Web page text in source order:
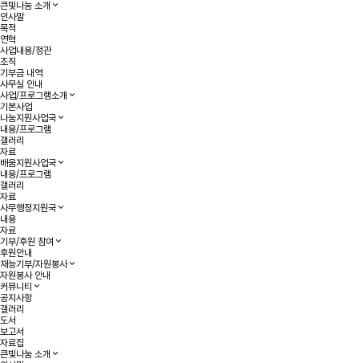
큰빛나눔 소개
인사말
목적
연혁
사업내용/정관
조직
기부금 내역
사무실 안내
사업/프로그램소개
기본사업
나눔지원사업국
내용/프로그램
갤러리
자료
배움지원사업국
내용/프로그램
갤러리
자료
사무행정지원국
내용
자료
기부/후원 참여
후원안내
재능기부/자원봉사
자원봉사 안내
커뮤니티
공지사항
갤러리
도서
보고서
자료집
큰빛나눔 소개